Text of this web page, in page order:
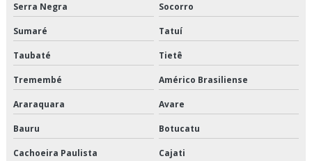
Terceirização de transporte dedicado de alimentos
Terceirização de transporte fracionado de alimentos perecíveis
Terceirização de transporte produtos congelados
Transportadora de alimentos
Serra Negra Socorro
Sumaré Tatuí
Taubaté Tietê
Tremembé Américo Brasiliense
Araraquara Avare
Bauru Botucatu
Cachoeira Paulista Cajati